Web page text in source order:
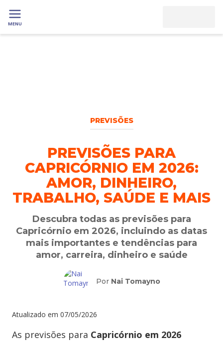
MENU
PREVISÕES
PREVISÕES PARA
CAPRICÓRNIO EM 2026:
AMOR, DINHEIRO,
TRABALHO, SAÚDE E MAIS
Descubra todas as previsões para
Capricórnio em 2026, incluindo as datas
mais importantes e tendências para
amor, carreira, dinheiro e saúde
Por Nai Tomayno
Atualizado em 07/05/2026
As previsões para Capricórnio em 2026